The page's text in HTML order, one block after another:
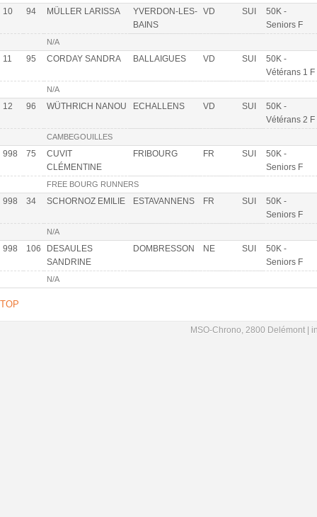
10 94 MÜLLER LARISSA
YVERDON-LES-
BAINS
VD SUI
50K -
Seniors F
N/A
11 95 CORDAY SANDRA BALLAIGUES VD SUI
50K -
Vétérans 1 F
N/A
12 96 WÜTHRICH NANOU ECHALLENS VD SUI
50K -
Vétérans 2 F
CAMBEGOUILLES
998 75
CUVIT
CLÉMENTINE
FRIBOURG FR SUI
50K -
Seniors F
FREE BOURG RUNNERS
998 34 SCHORNOZ EMILIE ESTAVANNENS FR SUI
50K -
Seniors F
N/A
998 106
DESAULES
SANDRINE
DOMBRESSON NE SUI
50K -
Seniors F
N/A
TOP
MSO-Chrono, 2800 Delémont |